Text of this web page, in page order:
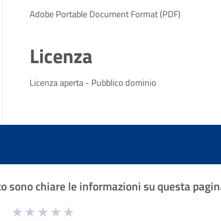
Adobe Portable Document Format (PDF)
Licenza
Licenza aperta - Pubblico dominio
sono chiare le informazioni su questa
1 a 5 stelle la pagina